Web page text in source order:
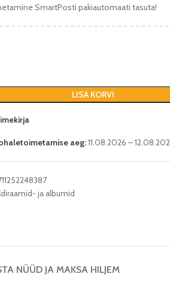
SmartPosti pakiautomaati tasuta!
LISA KORVI
aeg:11.08.2026 –
ja albumid
NÜÜD JA MAKSA HILJEM